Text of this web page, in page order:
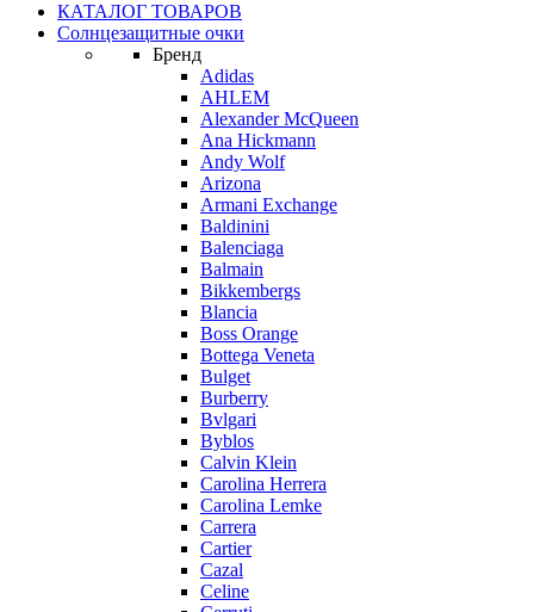
КАТАЛОГ ТОВАРОВ
Солнцезащитные очки
Бренд
Adidas
AHLEM
Alexander McQueen
Ana Hickmann
Andy Wolf
Arizona
Armani Exchange
Baldinini
Balenciaga
Balmain
Bikkembergs
Blancia
Boss Orange
Bottega Veneta
Bulget
Burberry
Bvlgari
Byblos
Calvin Klein
Carolina Herrera
Carolina Lemke
Carrera
Cartier
Cazal
Celine